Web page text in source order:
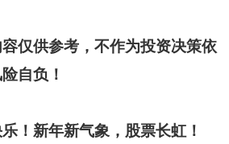
仅供参考，不作为投资决策依
自负！
！新年新气象，股票长虹！